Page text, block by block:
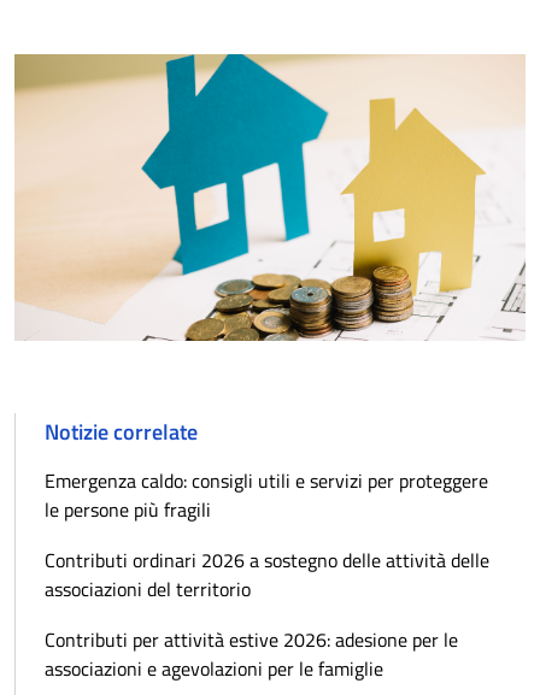
Notizie correlate
Emergenza caldo: consigli utili e servizi per proteggere
le persone più fragili
Contributi ordinari 2026 a sostegno delle attività delle
associazioni del territorio
Contributi per attività estive 2026: adesione per le
associazioni e agevolazioni per le famiglie